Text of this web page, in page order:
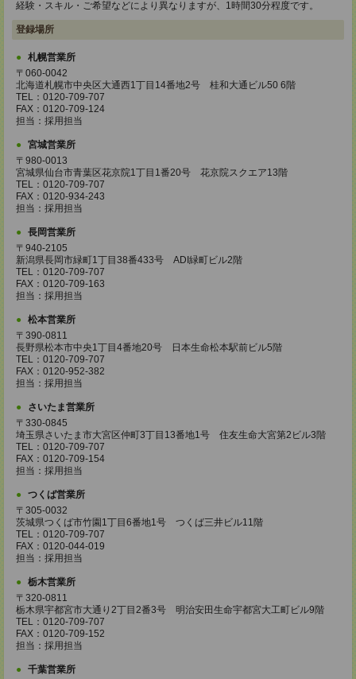
経験・スキル・ご希望などにより異なりますが、1時間30分程度です。
登録場所
札幌営業所
〒060-0042
北海道札幌市中央区大通西1丁目14番地2号 桂和大通ビル50 6階
TEL：0120-709-707
FAX：0120-709-124
担当：採用担当
宮城営業所
〒980-0013
宮城県仙台市青葉区花京院1丁目1番20号 花京院スクエア13階
TEL：0120-709-707
FAX：0120-934-243
担当：採用担当
長岡営業所
〒940-2105
新潟県長岡市緑町1丁目38番433号 ADI緑町ビル2階
TEL：0120-709-707
FAX：0120-709-163
担当：採用担当
松本営業所
〒390-0811
長野県松本市中央1丁目4番地20号 日本生命松本駅前ビル5階
TEL：0120-709-707
FAX：0120-952-382
担当：採用担当
さいたま営業所
〒330-0845
埼玉県さいたま市大宮区仲町3丁目13番地1号 住友生命大宮第2ビル3階
TEL：0120-709-707
FAX：0120-709-154
担当：採用担当
つくば営業所
〒305-0032
茨城県つくば市竹園1丁目6番地1号 つくば三井ビル11階
TEL：0120-709-707
FAX：0120-044-019
担当：採用担当
栃木営業所
〒320-0811
栃木県宇都宮市大通り2丁目2番3号 明治安田生命宇都宮大工町ビル9階
TEL：0120-709-707
FAX：0120-709-152
担当：採用担当
千葉営業所